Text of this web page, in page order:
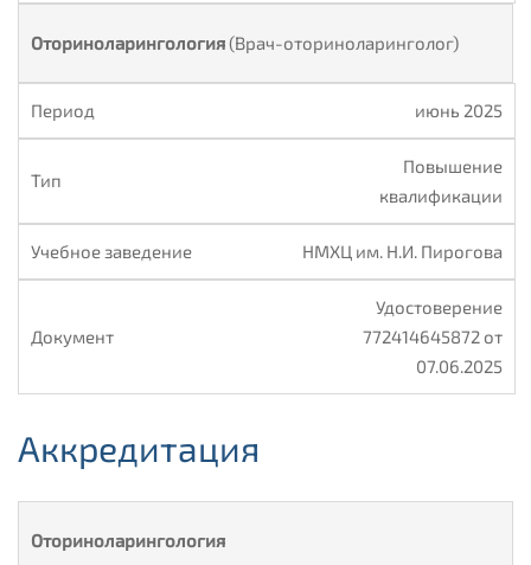
Оториноларингология(Врач-оториноларинголог)
июнь 2025
Повышение
квалификации
НМХЦ им. Н.И. Пирогова
Удостоверение
772414645872 от
07.06.2025
Аккредитация
Оториноларингология